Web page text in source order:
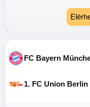
FC Bayern
1. FC Union Berlin